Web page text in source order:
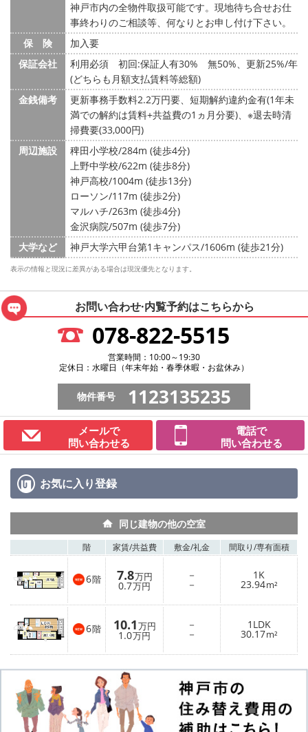
神戸市内の全物件取扱可能です。現地待ち合せお仕
事終わりのご相談等、何なりとお申し付け下さい。
保 険
加入要
保証会社
利用必須 初回:保証人有30% 無50%、更新25%/年
(どちらも月額支払賃料等総額)
金銭備考
更新事務手数料2.2万円要、短期解約違約金有(1年未
満での解約は賃料+共益費の1ヵ月分要)、※退去時清
掃費要(33,000円)
周辺施設
稗田小学校/284m (徒歩4分)
上野中学校/622m (徒歩8分)
神戸高校/1004m (徒歩13分)
ローソン/117m (徒歩2分)
マルハチ/263m (徒歩4分)
金沢病院/507m (徒歩7分)
大学など
神戸大学六甲台第1キャンパス/1606m (徒歩21分)
表示の情報と現況に差異がある場合は現況優先となります。
お問い合わせ·内覧予約はこちらから
078-822-5515
営業時間：10:00～19:30
定休日：水曜日（年末年始・春季休暇・お盆休み）
物件番号 1123135235
メールで
問い合わせる
電話で
問い合わせる
お気に入り登録
同じ建物の他の空室
階 家賃/共益費 敷金/礼金 間取り/専有面積
6階 7.8万円
0.7万円
－
－
1K
23.94m²
6階 10.1万円
1.0万円
－
－
1LDK
30.17m²